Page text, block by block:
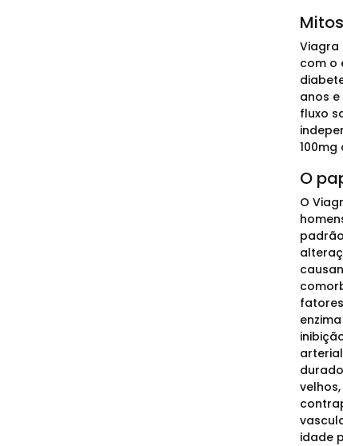
Viagra
com o
anos
fluxo
O
O
idade